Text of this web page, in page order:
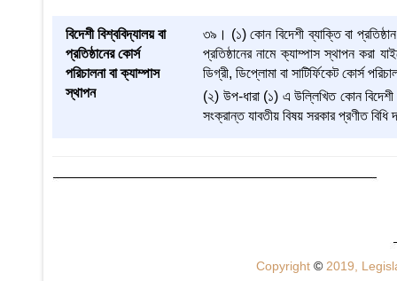
বিদেশী বিশ্ববিদ্যালয় বা
প্রতিষ্ঠানের কোর্স
পরিচালনা বা ক্যাম্পাস
স্থাপন
৩৯। (১) কোন বিদেশী ব্যাক্তি বা
প্রতিষ্ঠানের নামে ক্যাম্পাস স্থাপন করা
ডিগ্রী, ডিপ্লোমা বা সাটির্ফিকেট কোর্স
(২) উপ-ধারা (১) এ উল্লিখিত কোন বিদেশী
সংক্রান্ত যাবতীয় বিষয় সরকার প্রণীত বিধি
Copyright © 2019,